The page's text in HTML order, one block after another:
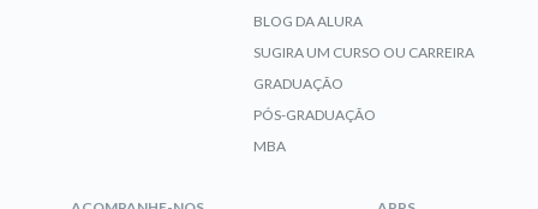
BLOG DA ALURA
SUGIRA UM CURSO OU CARREIRA
GRADUAÇÃO
PÓS-GRADUAÇÃO
MBA